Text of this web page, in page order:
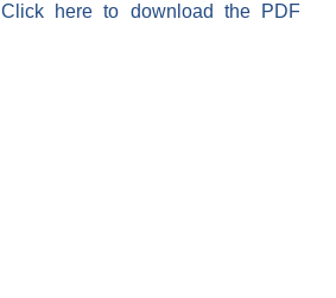
Click here to download the PDF